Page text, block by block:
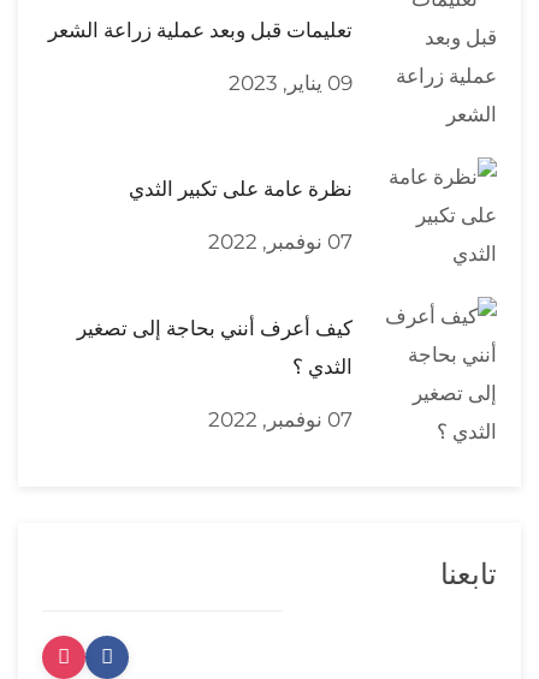
تعليمات قبل وبعد عملية زراعة الشعر
09 يناير, 2023
نظرة عامة على تكبير الثدي
07 نوفمبر, 2022
كيف أعرف أنني بحاجة إلى تصغير
الثدي ؟
07 نوفمبر, 2022
تابعنا